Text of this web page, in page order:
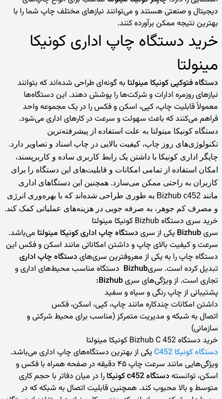
دیجیتال و صنعتی هستند و می‌توانند نیازهای مختلف چاپ شما را با
بهترین نتیجه ممکن برآورده کنند.
خرید دستگاه‌ چاپ اداری کونیکا
مینولتا
دستگاه‌ فتوکپی کونیکا مینولتا به گونه‌ای طراحی شده‌اند که بتوانند
نیازهای روزمره ادارات و شرکت‌ها را پوشش دهند. این دستگاه‌ها
معمولاً قابلیت چاپ، کپی، اسکن و فکس را در یک مجموعه واحد
فراهم می‌کنند که باعث سهولت و سرعت در کارهای اداری می‌شود.
دستگاه کونیکا مینولتا به علت استفاده از پیشرفته‌‌ترین
تکنولوژی‌های روز چاپ، کیفیت بالایی در چاپ اسناد و تصاویر دارد.
چاپگر اداری کونیکا با داشتن یک رابط کاربری ساده و کاربرپسند،
امکان استفاده از تمامی امکانات و قابلیت‌های این دستگاه‌ را برای
کاربران به راحتی ممکن می‌سازد. همچنین این دستگاهای اداری
مانند Bizhub c452
به طوری طراحی شده‌اند که با بهره‌وری انرژی
و مصرف کم جوهر، به صرفه جویی در هزینه‌های عملیاتی کمک کند.
خرید سری دستگاهBizhub کونیکا مینولتا
سریBizhub یکی از سری‌ دستگاه‌ چاپ اداری کونیکا مینولتا می‌باشد.
سرعت و کیفیت بالای چاپ و داشتن امکاناتی مانند اسکن و فکس این
دستگاه چاپ را به یکی از معروفترین سری‌های دستگاه چاپ اداری
تبدیل کرده است. سریBizhub دستگاه مناسب محیط‌های اداری و
تجاری است. از ویژگی‌های سریBizhub:
پشتیبانی از چاپ رنگی و سیاه و سفید
داشتن امکانات چندکاره مانند چاپ، کپی، اسکن، فکس
اتصال به شبکه و مدیریت متمرکز (مناسب برای محیط شرکتی و
سازمانی)
خرید دستگاهBizhub C 452 کونیکا مینولتا
دستگاه کونیکا C452یکی از بهترین دستگاه‌های چاپ اداری می‌باشد.
ویژگی‌هایی مانند سرعت چاپ ۴۵ دقیقه در صفحه همراه با فکس و
اسکن، توانسته دستگاهc452کونیکا را در میان دفاتر با حجم کاری
متوسط و بالا محبوب کند. همچنین قابلیت اتصال به شبکه که در